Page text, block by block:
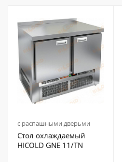
с распашными дверьми
Стол охлаждаемый
HICOLD GNE 11/TN